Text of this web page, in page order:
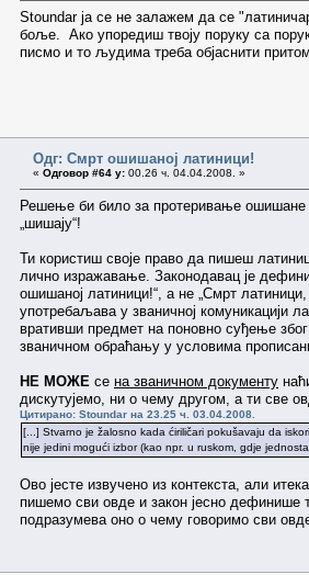
Stoundar ја се не залажем да се
боље. Ако упоредиш твоју поруку са
писмо и то људима треба објаснити
Одг: Смрт ошишаној латиници!
« Одговор #64 у: 00.26 ч. 04.04.2008. »
Решење би било за протеривање ошишане
„шишају“!
Ти користиш своје право да пишеш
лично изражавање. Законодавац је
ошишаној латиници!“, а не „Смрт
употребаљава у званичној комуникацији
вративши предмет на поновно суђење
званичном обраћању у условима
НЕ МОЖЕ се на званичном документу
дискутујемо, ни о чему другом, а ти све
Цитирано: Stoundar на 23.25 ч. 03.04.2008.
[...] Stvarno je žalosno kada ćiriličari pokušavaju da
nije jedini mogući izbor (kao npr. u ruskom, gdje
Ово јесте извучено из контекста, али
пишемо сви овде и закон јесно дефинише
подразумева оно о чему говоримо сви